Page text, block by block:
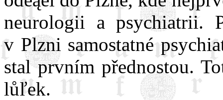
neurologii a psychiatrii.
v Plzni samostatné
stal prvním přednostou.
lůľek.